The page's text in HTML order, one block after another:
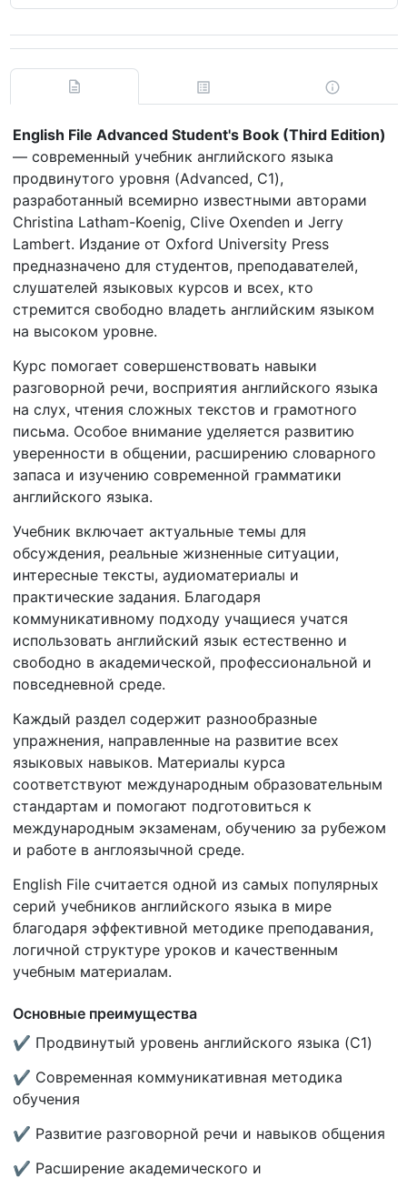
English File Advanced Student's Book (Third Edition)
— современный учебник английского языка
продвинутого уровня (Advanced, C1),
разработанный всемирно известными авторами
Christina Latham-Koenig, Clive Oxenden и Jerry
Lambert. Издание от Oxford University Press
предназначено для студентов, преподавателей,
слушателей языковых курсов и всех, кто
стремится свободно владеть английским языком
на высоком уровне.
Курс помогает совершенствовать навыки
разговорной речи, восприятия английского языка
на слух, чтения сложных текстов и грамотного
письма. Особое внимание уделяется развитию
уверенности в общении, расширению словарного
запаса и изучению современной грамматики
английского языка.
Учебник включает актуальные темы для
обсуждения, реальные жизненные ситуации,
интересные тексты, аудиоматериалы и
практические задания. Благодаря
коммуникативному подходу учащиеся учатся
использовать английский язык естественно и
свободно в академической, профессиональной и
повседневной среде.
Каждый раздел содержит разнообразные
упражнения, направленные на развитие всех
языковых навыков. Материалы курса
соответствуют международным образовательным
стандартам и помогают подготовиться к
международным экзаменам, обучению за рубежом
и работе в англоязычной среде.
English File считается одной из самых популярных
серий учебников английского языка в мире
благодаря эффективной методике преподавания,
логичной структуре уроков и качественным
учебным материалам.
Основные преимущества
✔ Продвинутый уровень английского языка (C1)
✔ Современная коммуникативная методика
обучения
✔ Развитие разговорной речи и навыков общения
✔ Расширение академического и